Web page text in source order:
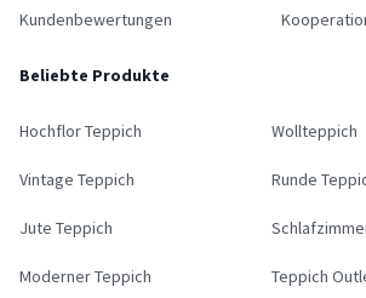
Kundenbewertungen
Beliebte Produkte
Hochflor Teppich Wollteppich
Vintage Teppich Runde
Jute Teppich
Moderner Teppich Teppich